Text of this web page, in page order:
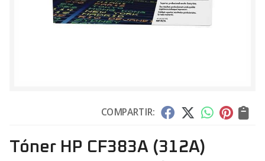
COMPARTIR:
Tóner HP CF383A (312A)